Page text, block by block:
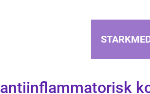
antiinflammatorisk